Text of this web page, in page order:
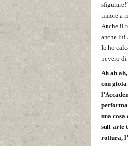
timore a
Anche il
anche lui
Io ho
povero di
Ah ah
con gioia
una cosa
sull’arte
rottura,